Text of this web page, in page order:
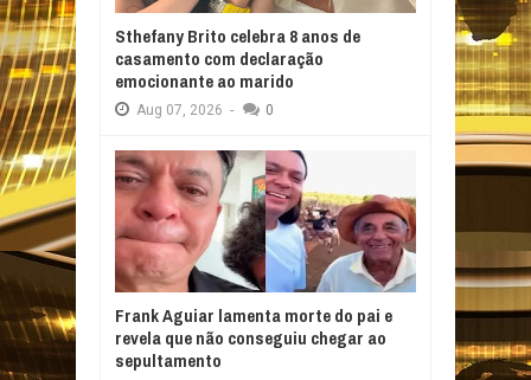
Sthefany Brito celebra 8 anos de
casamento com declaração
emocionante ao marido
Aug 07, 2026 - 0
Frank Aguiar lamenta morte do pai e
revela que não conseguiu chegar ao
sepultamento